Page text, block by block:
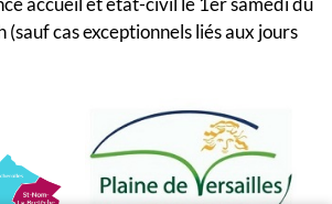
(sauf cas exceptionnels liés aux jours